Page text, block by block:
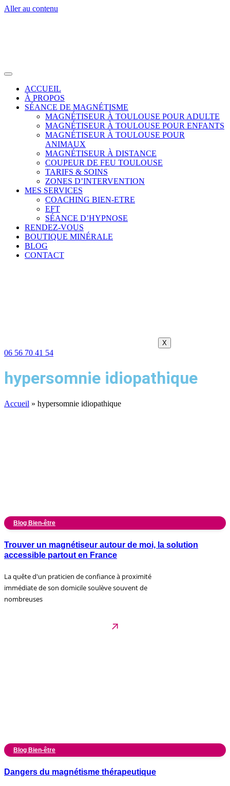
Aller au contenu
ACCUEIL
À PROPOS
SÉANCE DE MAGNÉTISME
MAGNÉTISEUR À TOULOUSE POUR ADULTE
MAGNÉTISEUR À TOULOUSE POUR ENFANTS
MAGNÉTISEUR À TOULOUSE POUR
ANIMAUX
MAGNÉTISEUR À DISTANCE
COUPEUR DE FEU TOULOUSE
TARIFS & SOINS
ZONES D’INTERVENTION
MES SERVICES
COACHING BIEN-ETRE
EFT
SÉANCE D’HYPNOSE
RENDEZ-VOUS
BOUTIQUE MINÉRALE
BLOG
CONTACT
X
06 56 70 41 54
hypersomnie idiopathique
Accueil » hypersomnie idiopathique
Blog Bien-être
Trouver un magnétiseur autour de moi, la solution
accessible partout en France
La quête d'un praticien de confiance à proximité
immédiate de son domicile soulève souvent de
nombreuses
Blog Bien-être
Dangers du magnétisme thérapeutique